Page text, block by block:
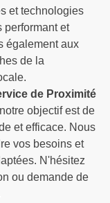
et technologies
performant et
également aux
de la
de Proximité
objectif est de
et efficace. Nous
vos besoins et
N'hésitez
ou demande de